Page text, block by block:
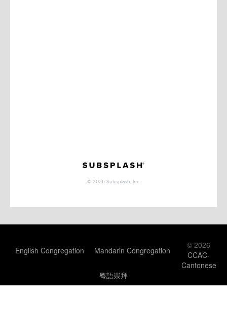
English Congregation Mandarin Congregation
© 2026
CCAC-
Cantonese
粵語崇拜